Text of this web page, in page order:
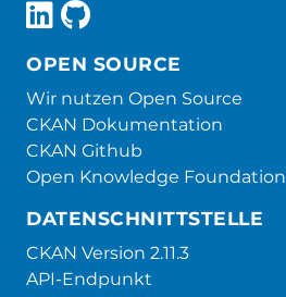
OPEN SOURCE
Wir nutzen Open Source
CKAN Dokumentation
CKAN Github
Open Knowledge Foundation
DATENSCHNITTSTELLE
CKAN Version 2.11.3
API-Endpunkt